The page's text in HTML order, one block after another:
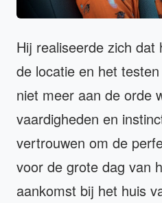
Hij realiseerde zich dat
de locatie en het
niet meer aan de orde
vaardigheden en
vertrouwen om de
voor de grote dag van
aankomst bij het huis